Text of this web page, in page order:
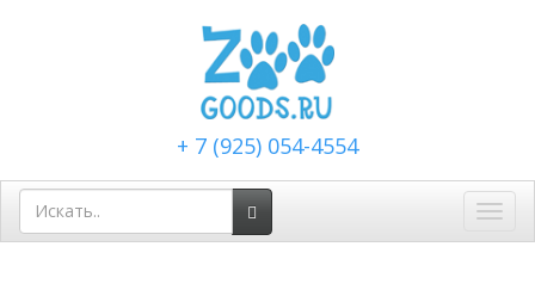
+ 7 (925) 054-4554